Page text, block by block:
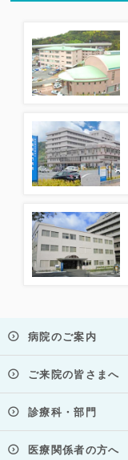
病院のご案内
ご来院の皆さまへ
診療科・部門
医療関係者の方へ